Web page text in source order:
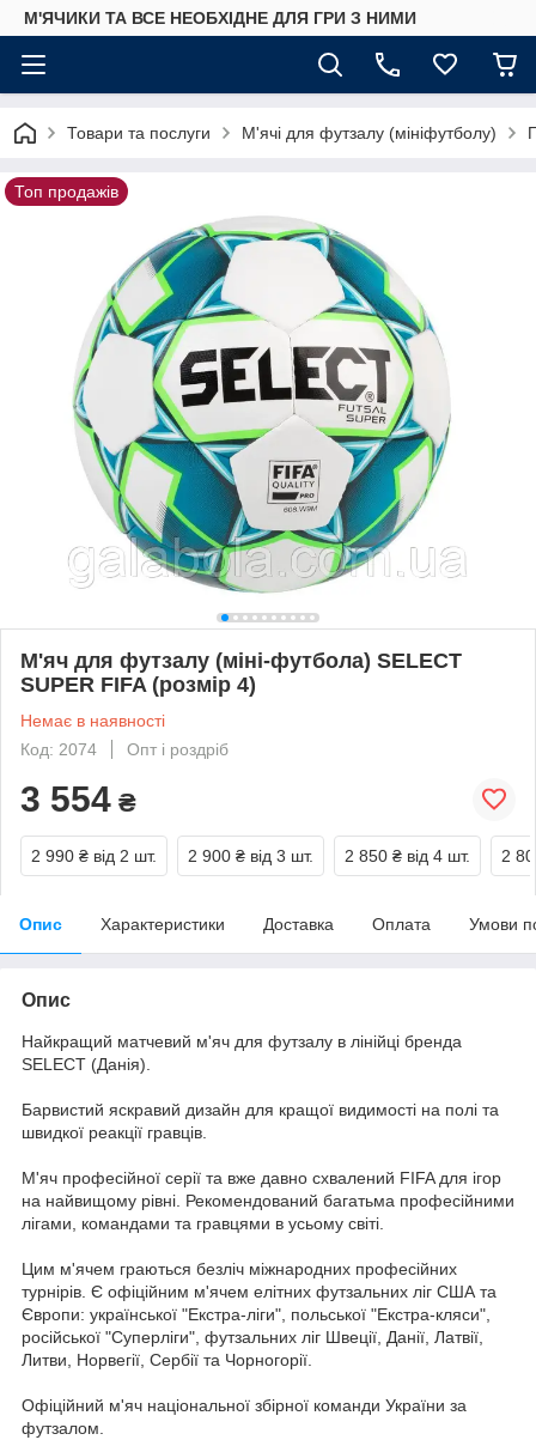
М'ЯЧИКИ ТА ВСЕ НЕОБХІДНЕ ДЛЯ ГРИ З НИМИ
Товари та послуги М'ячі для футзалу (мініфутболу)
Топ продажів
М'яч для футзалу (міні-футбола) SELECT
SUPER FIFA (розмір 4)
Немає в наявності
Код: 2074
Опт і роздріб
3 554 ₴
2 990 ₴ від 2 шт. 2 900 ₴ від 3 шт. 2 850 ₴ від 4 шт. 2
Опис Характеристики Доставка Оплата Умови
Опис
Найкращий матчевий м'яч для футзалу в лінійці бренда
SELECT (Данія).
Барвистий яскравий дизайн для кращої видимості на полі та
швидкої реакції гравців.
М'яч професійної серії та вже давно схвалений FIFA для ігор
на найвищому рівні. Рекомендований багатьма професійними
лігами, командами та гравцями в усьому світі.
Цим м'ячем граються безліч міжнародних професійних
турнірів. Є офіційним м'ячем елітних футзальних ліг США та
Європи: української "Екстра-ліги", польської "Екстра-кляси",
російської "Суперліги", футзальних ліг Швеції, Данії, Латвії,
Литви, Норвегії, Сербії та Чорногорії.
Офіційний м'яч національної збірної команди України за
футзалом.